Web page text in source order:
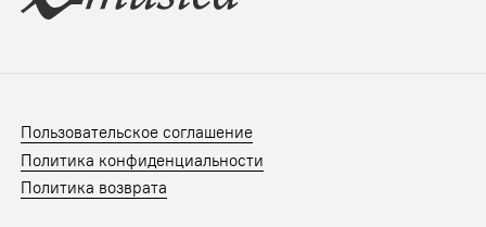
Пользовательское соглашение
Политика конфиденциальности
Политика возврата